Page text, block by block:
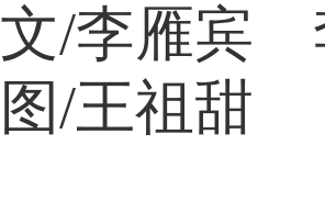
文/李雁宾
图/王祖甜